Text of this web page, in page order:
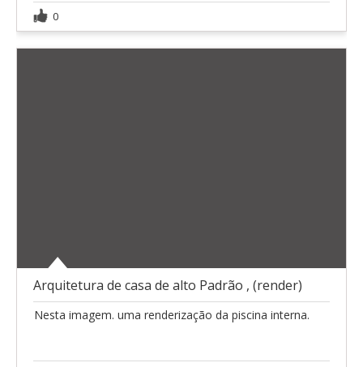
0
Arquitetura de casa de alto Padrão , (render)
Nesta imagem. uma renderização da piscina interna.